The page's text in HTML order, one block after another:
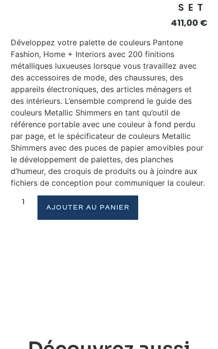
SET
411,00 €
Développez votre palette de couleurs Pantone
Fashion, Home + Interiors avec 200 finitions
métalliques luxueuses lorsque vous travaillez avec
des accessoires de mode, des chaussures, des
appareils électroniques, des articles ménagers et
des intérieurs. L’ensemble comprend le guide des
couleurs Metallic Shimmers en tant qu’outil de
référence portable avec une couleur à fond perdu
par page, et le spécificateur de couleurs Metallic
Shimmers avec des puces de papier amovibles pour
le développement de palettes, des planches
d’humeur, des croquis de produits ou à joindre aux
fichiers de conception pour communiquer la couleur.
AJOUTER AU PANIER